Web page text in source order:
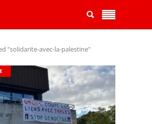
"solidarite-avec-la-palestine"